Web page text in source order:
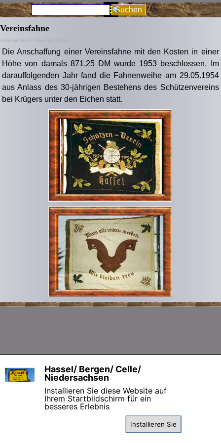
Direkt zum SeiteninhaltMenü überspringen
Suchen
Vereinsfahne
Schützenverein > Vereinsgeschichte
Die Anschaffung einer Vereinsfahne mit den Kosten in einer
Höhe von damals 871,25 DM wurde 1953 beschlossen. Im
darauffolgenden Jahr fand die Fahnenweihe am 29.05.1954
aus Anlass des 30-jährigen Bestehens des Schützenvereins
bei Krügers unter den Eichen statt.
Hassel/ Bergen/ Celle/
Niedersachsen
Installieren Sie diese Website auf
Ihrem Startbildschirm für ein
besseres Erlebnis
Installieren Sie
X